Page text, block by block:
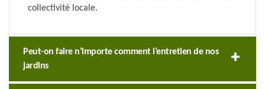
collectivité locale.
Peut-on faire n’importe comment l’entretien de nos
jardins